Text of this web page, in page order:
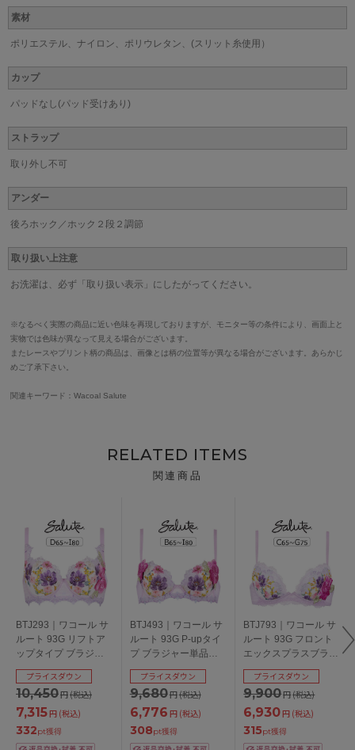
素材
ポリエステル、ナイロン、ポリウレタン、(スリット糸使用）
カップ
パッドなし(パッド受けあり)
ストラップ
取り外し不可
アンダー
後ろホック／ホック２段２調節
取り扱い上注意
お洗濯は、必ず「取り扱い表示」にしたがってください。
※なるべく実際の商品に近い色味を再現しておりますが、モニター等の条件により、画面上と
実物では色味が異なって見える場合がございます。
またレースやプリント柄の商品は、画像とは柄の位置等が異なる場合がございます。あらかじ
めご了承下さい。
関連キーワード：Wacoal Salute
RELATED ITEMS
関連商品
BTJ293｜ワコール サ
ルート 93G リフトア
ップタイプ ブラジャ
ー単品 DEFGHIカップ
アンダー
65/70/75/80/85cm
10,450円(税込)
プライスダウン
7,315円 (税込)
332pt獲得
BTJ493｜ワコール サ
ルート 93G P-upタイ
プ ブラジャー単品
BCDEFGHIカップ ア
ンダー
65/70/75/80/85cm
9,680円(税込)
プライスダウン
6,776 円 (税込)
308pt獲得
BTJ793｜ワコール サ
ルート 93G フロント
エックスプラスブラ
ブラジャー単品
CDEFGカップ アンダ
ー65/70/75cm
9,900円(税込)
プライスダウン
6,930円 (税込)
315pt獲得